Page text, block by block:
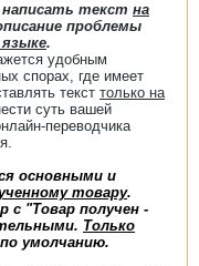
текст на
проблемы
.
удобным
спорах, где имеет
текст только на
суть вашей
переводчика
основными и
товару.
с "Товар получен -
Только
умолчанию.